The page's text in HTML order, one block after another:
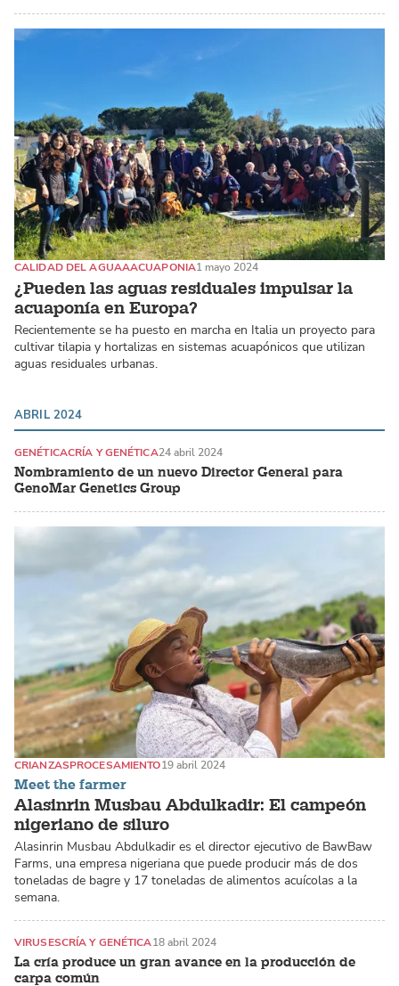
¿Pueden las aguas residuales impulsar la
acuaponía en Europa?
CALIDAD DEL AGUAAACUAPONIA1 mayo 2024
Recientemente se ha puesto en marcha en Italia un proyecto para
cultivar tilapia y hortalizas en sistemas acuapónicos que utilizan
aguas residuales urbanas.
ABRIL 2024
Nombramiento de un nuevo Director General para
GenoMar Genetics Group
GENÉTICACRÍA Y GENÉTICA24 abril 2024
Meet the farmer
Alasinrin Musbau Abdulkadir: El campeón
nigeriano de siluro
CRIANZASPROCESAMIENTO19 abril 2024
Alasinrin Musbau Abdulkadir es el director ejecutivo de BawBaw
Farms, una empresa nigeriana que puede producir más de dos
toneladas de bagre y 17 toneladas de alimentos acuícolas a la
semana.
La cría produce un gran avance en la producción de
carpa común
VIRUSESCRÍA Y GENÉTICA18 abril 2024